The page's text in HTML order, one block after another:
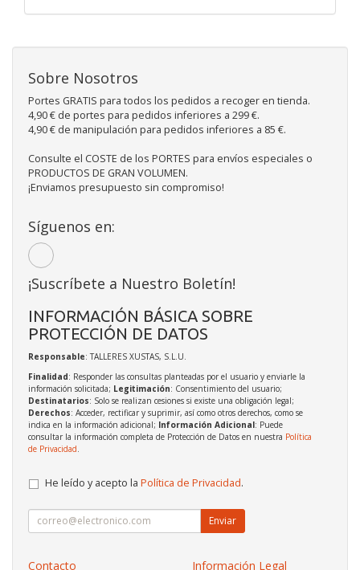
Sobre Nosotros
Portes GRATIS para todos los pedidos a recoger en tienda.
4,90 € de portes para pedidos inferiores a 299 €.
4,90 € de manipulación para pedidos inferiores a 85 €.
Consulte el COSTE de los PORTES para envíos especiales o
PRODUCTOS DE GRAN VOLUMEN.
¡Enviamos presupuesto sin compromiso!
Síguenos en:
¡Suscríbete a Nuestro Boletín!
INFORMACIÓN BÁSICA SOBRE
PROTECCIÓN DE DATOS
Responsable: TALLERES XUSTAS, S.L.U.
Finalidad: Responder las consultas planteadas por el usuario y enviarle la
información solicitada; Legitimación: Consentimiento del usuario;
Destinatarios: Solo se realizan cesiones si existe una obligación legal;
Derechos: Acceder, rectificar y suprimir, así como otros derechos, como se
indica en la información adicional; Información Adicional: Puede
consultar la información completa de Protección de Datos en nuestra Política
de Privacidad
He leído y acepto la Política de Privacidad.
Enviar
Contacto
Información Legal